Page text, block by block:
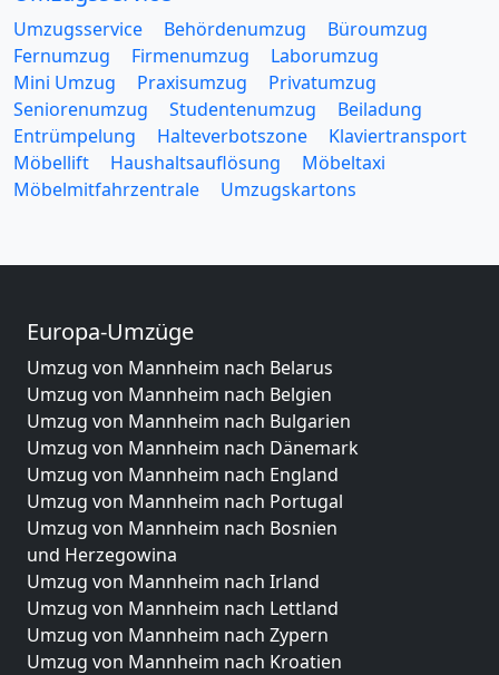
Umzugsservice Behördenumzug
Büroumzug
Fernumzug
Firmenumzug
Laborumzug
Mini Umzug
Praxisumzug
Privatumzug
Seniorenumzug
Studentenumzug
Beiladung
Entrümpelung
Halteverbotszone
Klaviertransport
Möbellift
Haushaltsauflösung
Möbeltaxi
Möbelmitfahrzentrale
Umzugskartons
Europa-Umzüge
Umzug von Mannheim nach Belarus
Umzug von Mannheim nach Belgien
Umzug von Mannheim nach Bulgarien
Umzug von Mannheim nach Dänemark
Umzug von Mannheim nach England
Umzug von Mannheim nach Portugal
Umzug von Mannheim nach Bosnien
und Herzegowina
Umzug von Mannheim nach Irland
Umzug von Mannheim nach Lettland
Umzug von Mannheim nach Zypern
Umzug von Mannheim nach Kroatien